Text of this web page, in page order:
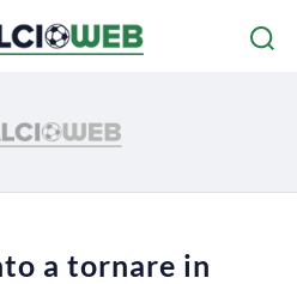
a tornare in